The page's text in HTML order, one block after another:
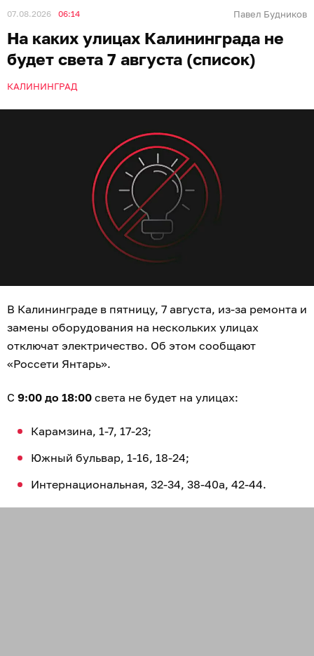
07.08.2026 06:14 Павел Будников
На каких улицах Калининграда не
будет света 7 августа (список)
КАЛИНИНГРАД
В Калининграде в пятницу, 7 августа, из-за ремонта и
замены оборудования на нескольких улицах
отключат электричество. Об этом сообщают
«Россети Янтарь».
С 9:00 до 18:00 света не будет на улицах:
Карамзина, 1-7, 17-23;
Южный бульвар, 1-16, 18-24;
Интернациональная, 32-34, 38-40а, 42-44.